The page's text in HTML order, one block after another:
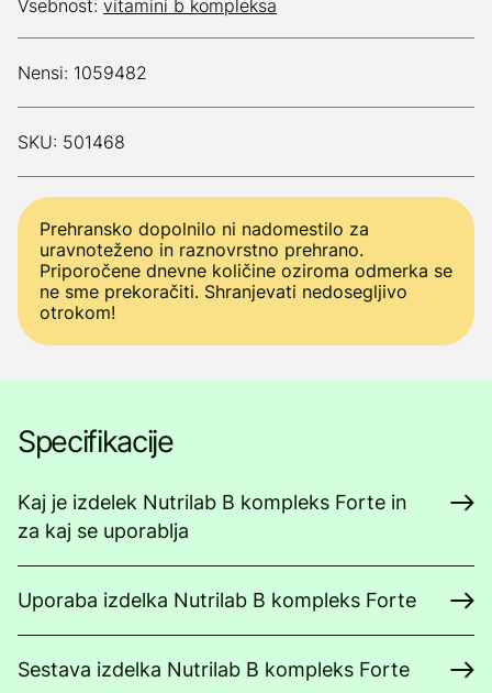
Vsebnost: vitamini b kompleksa
Nensi: 1059482
SKU: 501468
Prehransko dopolnilo ni nadomestilo za
uravnoteženo in raznovrstno prehrano.
Priporočene dnevne količine oziroma odmerka se
ne sme prekoračiti. Shranjevati nedosegljivo
otrokom!
Specifikacije
Kaj je izdelek Nutrilab B kompleks Forte in
za kaj se uporablja
Uporaba izdelka Nutrilab B kompleks Forte
Sestava izdelka Nutrilab B kompleks Forte